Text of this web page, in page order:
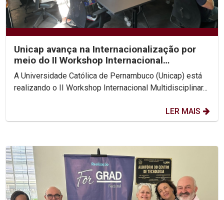
Unicap avança na Internacionalização por
meio do II Workshop Internacional
Multidisciplinar...
A Universidade Católica de Pernambuco (Unicap) está
realizando o II Workshop Internacional Multidisciplinar...
LER MAIS